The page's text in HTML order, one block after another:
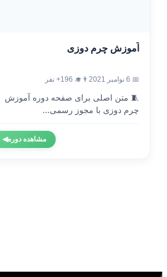
آموزش چرم دوزی
📅 6 نوامبر 2021 👨‍🎓 196+ نفر
🧵 متن اصلی برای صفحه دوره آموزش
چرم دوزی با مجوز رسمی...
مشاهده دوره◀